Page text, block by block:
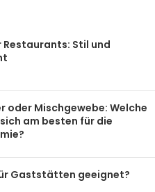
Stil und
oder Mischgewebe: Welche
am besten für die
Gaststätten geeignet?